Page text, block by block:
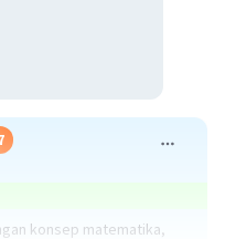
konsep matematika,